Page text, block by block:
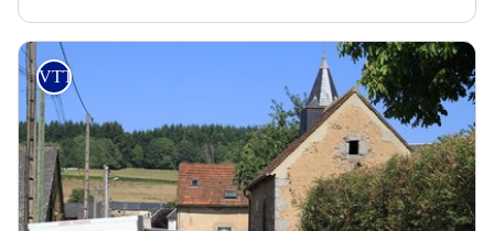
VTT